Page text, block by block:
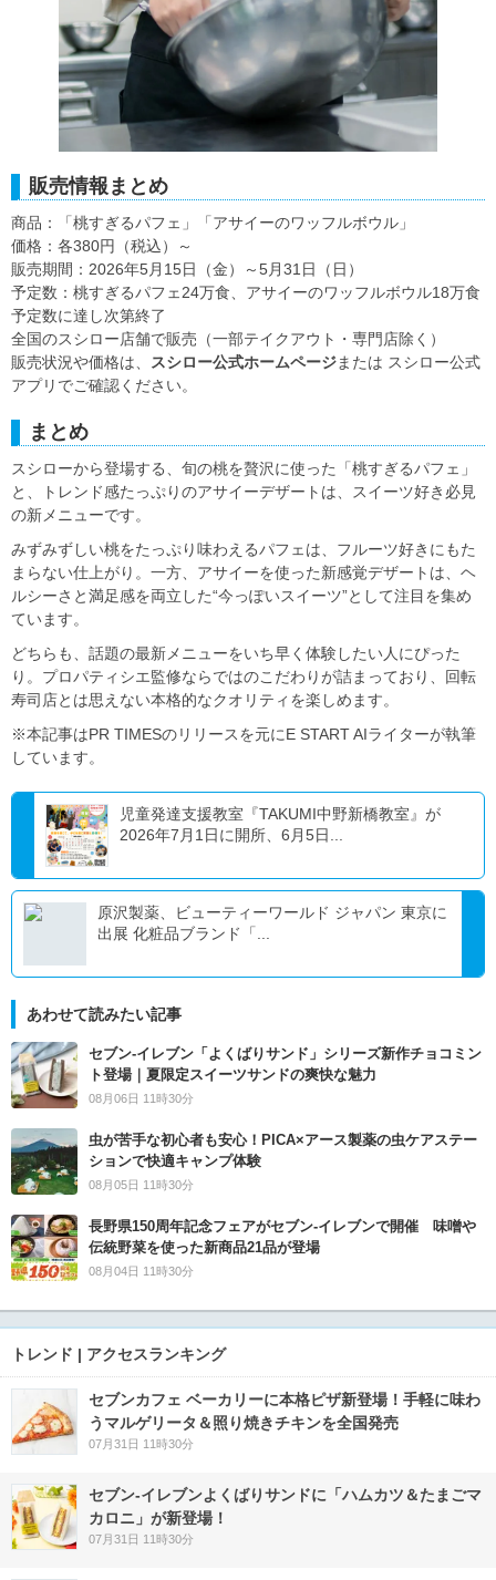
販売情報まとめ
商品：「桃すぎるパフェ」「アサイーのワッフルボウル」
価格：各380円（税込）～
販売期間：2026年5月15日（金）～5月31日（日）
予定数：桃すぎるパフェ24万食、アサイーのワッフルボウル18万食
予定数に達し次第終了
全国のスシロー店舗で販売（一部テイクアウト・専門店除く）
販売状況や価格は、 スシロー公式ホームページまたは スシロー公式
アプリでご確認ください。
まとめ
スシローから登場する、旬の桃を贅沢に使った「桃すぎるパフェ」
と、トレンド感たっぷりのアサイーデザートは、スイーツ好き必見
の新メニューです。
みずみずしい桃をたっぷり味わえるパフェは、フルーツ好きにもた
まらない仕上がり。一方、アサイーを使った新感覚デザートは、ヘ
ルシーさと満足感を両立した“今っぽいスイーツ”として注目を集め
ています。
どちらも、話題の最新メニューをいち早く体験したい人にぴった
り。プロパティシエ監修ならではのこだわりが詰まっており、回転
寿司店とは思えない本格的なクオリティを楽しめます。
※本記事はPR TIMESのリリースを元にE START AIライターが執筆
しています。
児童発達支援教室『TAKUMI中野新橋教室』が
2026年7月1日に開所、6月5日...
原沢製薬、ビューティーワールド ジャパン 東京に
出展 化粧品ブランド「...
あわせて読みたい記事
セブン‐イレブン「よくばりサンド」シリーズ新作チョコミン
ト登場｜夏限定スイーツサンドの爽快な魅力
08月06日 11時30分
虫が苦手な初心者も安心！PICA×アース製薬の虫ケアステー
ションで快適キャンプ体験
08月05日 11時30分
長野県150周年記念フェアがセブン-イレブンで開催 味噌や
伝統野菜を使った新商品21品が登場
08月04日 11時30分
トレンド | アクセスランキング
セブンカフェ ベーカリーに本格ピザ新登場！手軽に味わ
うマルゲリータ＆照り焼きチキンを全国発売
07月31日 11時30分
セブン‐イレブンよくばりサンドに「ハムカツ＆たまごマ
カロニ」が新登場！
07月31日 11時30分